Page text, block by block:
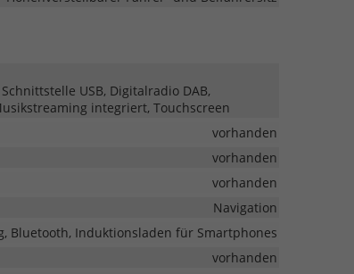
USB, Digitalradio DAB,
integriert, Touchscreen
vorhanden
vorhanden
vorhanden
Navigation
Bluetooth, Induktionsladen für Smartphones
vorhanden